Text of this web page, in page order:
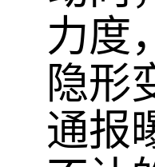
力度
隐形
通报